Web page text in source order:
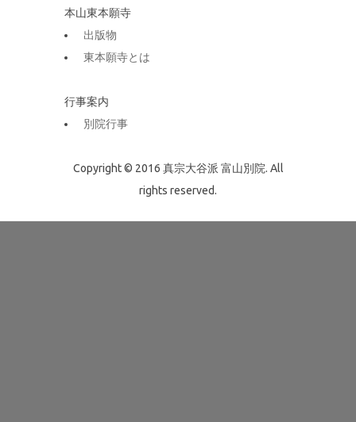
本山東本願寺
出版物
東本願寺とは
行事案内
別院行事
Copyright © 2016 真宗大谷派 富山別院. All
rights reserved.